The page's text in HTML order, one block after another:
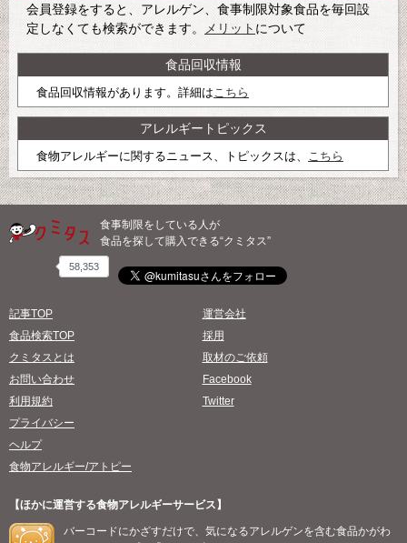
会員登録をすると、アレルゲン、食事制限対象食品を毎回設
定しなくても検索ができます。
メリット について
食品回収情報
食品回収情報があります。詳細は こちら
アレルギートピックス
食物アレルギーに関するニュース、トピックスは、 こちら
食事制限をしている人が
食品を探して購入できる“クミタス”
58,353
記事TOP
食品検索TOP
クミタスとは
お問い合わせ
利用規約
プライバシー
ヘルプ
食物アレルギー/アトピー
運営会社
採用
取材のご依頼
Facebook
Twitter
【ほかに運営する食物アレルギーサービス】
バーコードにかざすだけで、気になるアレルゲンを含む食品かがわ